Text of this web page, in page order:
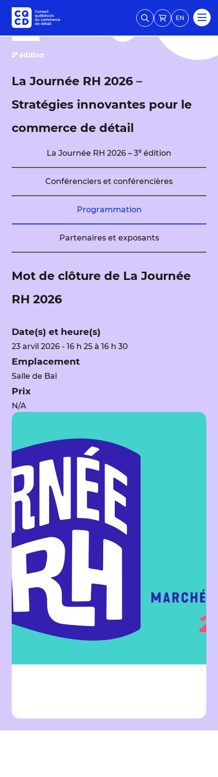
EN
3e édition
La Journée RH 2026 –
Stratégies innovantes pour le
commerce de détail
La Journée RH 2026 – 3e édition
Conférenciers et conférencières
Programmation
Partenaires et exposants
Mot de clôture de La Journée
RH 2026
Date(s) et heure(s)
23 arvil 2026 - 16 h 25 à 16 h 30
Emplacement
Salle de Bal
Prix
N/A